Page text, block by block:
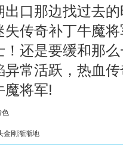
口那边找过去
传奇补丁牛魔
！还是要缓和那
异常活跃，热血
魔将军!
色
金刚渐渐地